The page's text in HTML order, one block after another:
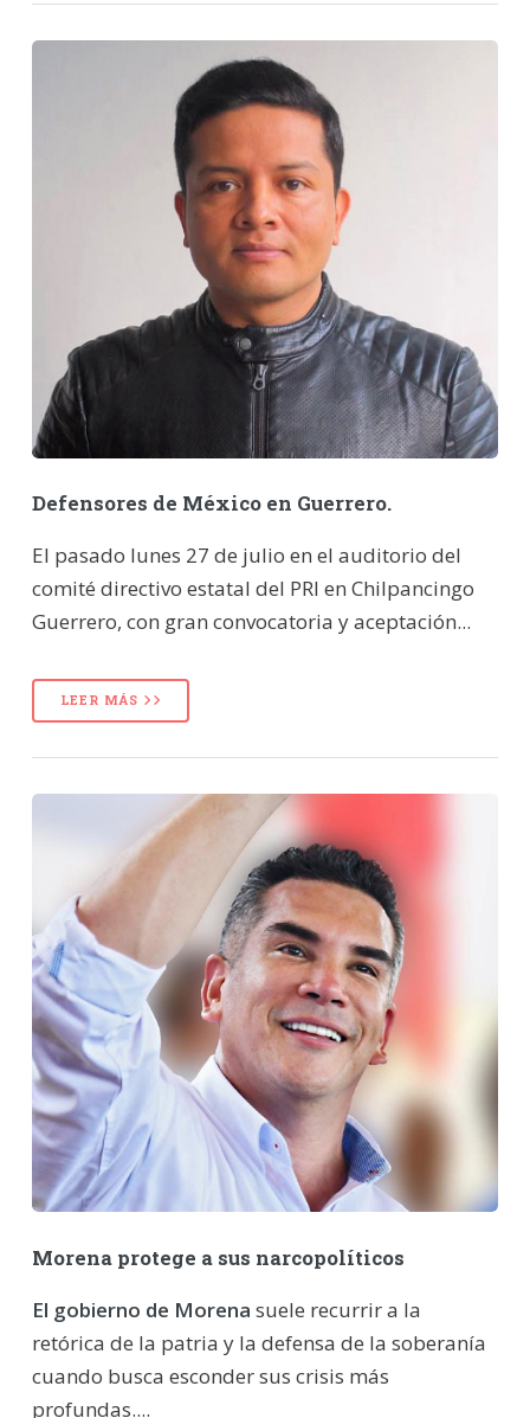
Defensores de México en Guerrero.
El pasado lunes 27 de julio en el auditorio del
comité directivo estatal del PRI en Chilpancingo
Guerrero, con gran convocatoria y aceptación...
LEER MÁS
Morena protege a sus narcopolíticos
El gobierno de Morena suele recurrir a la
retórica de la patria y la defensa de la soberanía
cuando busca esconder sus crisis más
profundas....